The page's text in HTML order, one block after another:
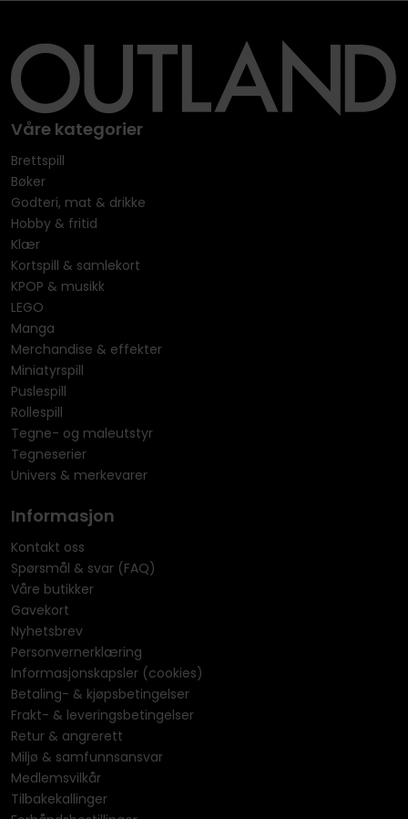
Våre kategorier
Brettspill
Bøker
Godteri, mat & drikke
Hobby & fritid
Klær
Kortspill & samlekort
KPOP & musikk
LEGO
Manga
Merchandise & effekter
Miniatyrspill
Puslespill
Rollespill
Tegne- og maleutstyr
Tegneserier
Univers & merkevarer
Informasjon
Kontakt oss
Spørsmål & svar (FAQ)
Våre butikker
Gavekort
Nyhetsbrev
Personvernerklæring
Informasjonskapsler (cookies)
Betaling- & kjøpsbetingelser
Frakt- & leveringsbetingelser
Retur & angrerett
Miljø & samfunnsansvar
Medlemsvilkår
Tilbakekallinger